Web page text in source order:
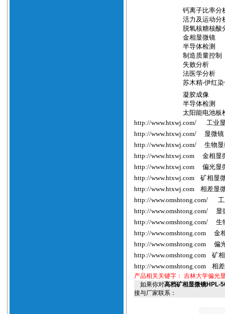
钙离子比率分
活力及运动分
脱氧核糖核酸
金相显微镜
半导体检测
制造质量控制
失败分析
法医学分析
苏木精-伊红
凝胶成像
半导体检测
太阳能电池板
http://www.htxwj.com/
工业
http://www.htxwj.com/
显微镜
http://www.htxwj.com/
生物
http://www.htxwj.com
金相显
http://www.htxwj.com
偏光显
http://www.htxwj.com
矿相显
http://www.htxwj.com
相差显
http://www.omshtong.com/
http://www.omshtong.com/
显
http://www.omshtong.com/
生
http://www.omshtong.com
金
http://www.omshtong.com
偏
http://www.omshtong.com
矿
http://www.omshtong.com 相
产品相关关键字： 吉林大学偏光
如果你对高档矿相显微镜HPL-
接与厂家联系：